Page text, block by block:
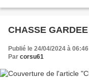
CHASSE GARDEE
Publié le 24/04/2024 à 06:46
Par corsu61